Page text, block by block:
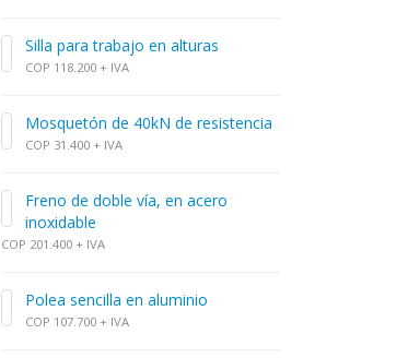
Silla para trabajo en alturas
COP 118.200 + IVA
Mosquetón de 40kN de resistencia
COP 31.400 + IVA
Freno de doble vía, en acero
inoxidable
COP 201.400 + IVA
Polea sencilla en aluminio
COP 107.700 + IVA